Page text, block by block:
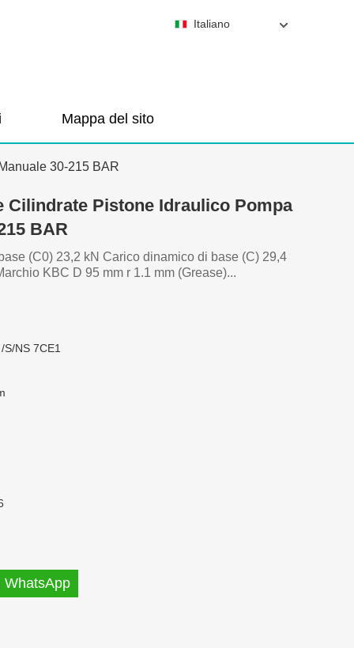
Mappa del sito
Italiano
30-215 BAR
Cilindrate Pistone Idraulico Pompa
BAR
(C0) 23,2 kN Carico dinamico di base (C) 29,4
KBC D 95 mm r 1.1 mm (Grease)...
S/NS 7CE1
WhatsApp